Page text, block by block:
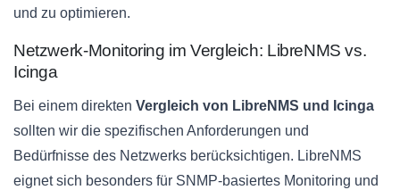
und zu optimieren.
Netzwerk-Monitoring im Vergleich: LibreNMS vs.
Icinga
Bei einem direkten Vergleich von LibreNMS und Icinga
sollten wir die spezifischen Anforderungen und
Bedürfnisse des Netzwerks berücksichtigen. LibreNMS
eignet sich besonders für SNMP-basiertes Monitoring und